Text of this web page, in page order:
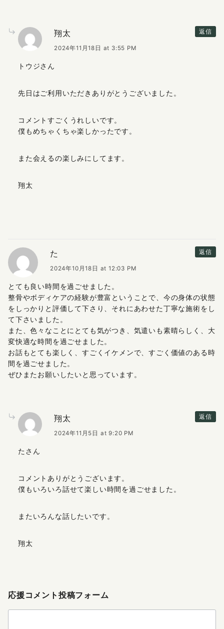
返信
翔太
2024年11月18日 at 3:55 PM
トウジさん
先日はご利用いただきありがとうございました。
コメントすごくうれしいです。
僕もめちゃくちゃ楽しかったです。
また会えるの楽しみにしてます。
翔太
返信
た
2024年10月18日 at 12:03 PM
とても良い時間を過ごせました。
整骨やボディケアの経験が豊富ということで、今の身体の状態
をしっかりと評価して下さり、それにあわせた丁寧な施術をし
て下さいました。
また、色々なことにとても気がつき、気遣いも素晴らしく、大
変快適な時間を過ごせました。
お話もとても楽しく、すごくイケメンで、すごく価値のある時
間を過ごせました。
ぜひまたお願いしたいと思っています。
返信
翔太
2024年11月5日 at 9:20 PM
たさん
コメントありがとうございます。
僕もいろいろ話せて楽しい時間を過ごせました。
またいろんな話したいです。
翔太
応援コメント投稿フォーム